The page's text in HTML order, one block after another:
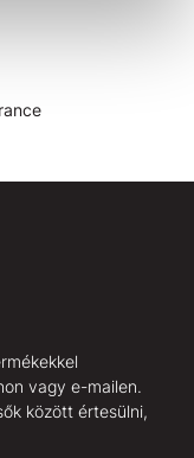
vagy e-mailen.
között értesülni,